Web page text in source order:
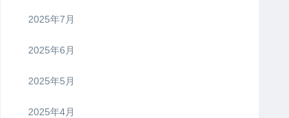
2025年7月
2025年6月
2025年5月
2025年4月